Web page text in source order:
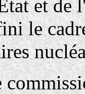
et de
le